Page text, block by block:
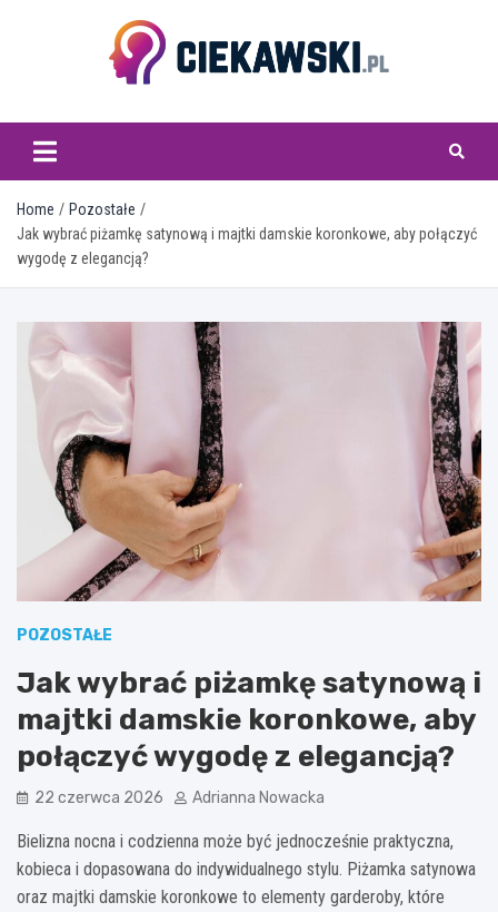
ciekawski.pl
Home
Pozostałe
Jak wybrać piżamkę satynową i majtki damskie koronkowe, aby połączyć
wygodę z elegancją?
POZOSTAŁE
Jak wybrać piżamkę satynową i
majtki damskie koronkowe, aby
połączyć wygodę z elegancją?
22 czerwca 2026 Adrianna Nowacka
Bielizna nocna i codzienna może być jednocześnie praktyczna,
kobieca i dopasowana do indywidualnego stylu. Piżamka satynowa
oraz majtki damskie koronkowe to elementy garderoby, które